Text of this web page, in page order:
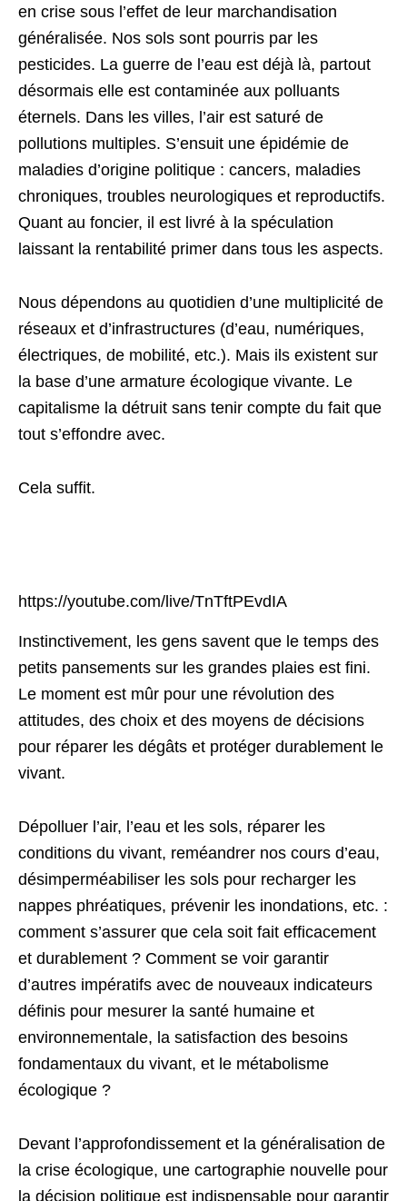
en crise sous l’effet de leur marchandisation
généralisée. Nos sols sont pourris par les
pesticides. La guerre de l’eau est déjà là, partout
désormais elle est contaminée aux polluants
éternels. Dans les villes, l’air est saturé de
pollutions multiples. S’ensuit une épidémie de
maladies d’origine politique : cancers, maladies
chroniques, troubles neurologiques et reproductifs.
Quant au foncier, il est livré à la spéculation
laissant la rentabilité primer dans tous les aspects.
Nous dépendons au quotidien d’une multiplicité de
réseaux et d’infrastructures (d’eau, numériques,
électriques, de mobilité, etc.). Mais ils existent sur
la base d’une armature écologique vivante. Le
capitalisme la détruit sans tenir compte du fait que
tout s’effondre avec.
Cela suffit.
https://youtube.com/live/TnTftPEvdIA
Instinctivement, les gens savent que le temps des
petits pansements sur les grandes plaies est fini.
Le moment est mûr pour une révolution des
attitudes, des choix et des moyens de décisions
pour réparer les dégâts et protéger durablement le
vivant.
Dépolluer l’air, l’eau et les sols, réparer les
conditions du vivant, reméandrer nos cours d’eau,
désimperméabiliser les sols pour recharger les
nappes phréatiques, prévenir les inondations, etc. :
comment s’assurer que cela soit fait efficacement
et durablement ? Comment se voir garantir
d’autres impératifs avec de nouveaux indicateurs
définis pour mesurer la santé humaine et
environnementale, la satisfaction des besoins
fondamentaux du vivant, et le métabolisme
écologique ?
Devant l’approfondissement et la généralisation de
la crise écologique, une cartographie nouvelle pour
la décision politique est indispensable pour garantir